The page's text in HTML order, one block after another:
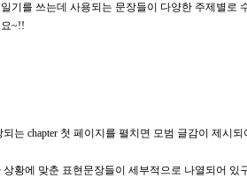
기를 쓰는데 사용되는 문장들이 다양한 주제별로
~!!
는 chapter 첫 페이지를 펼치면 모범 글감이 제시되
상황에 맞춘 표현문장들이 세부적으로 나열되어 있